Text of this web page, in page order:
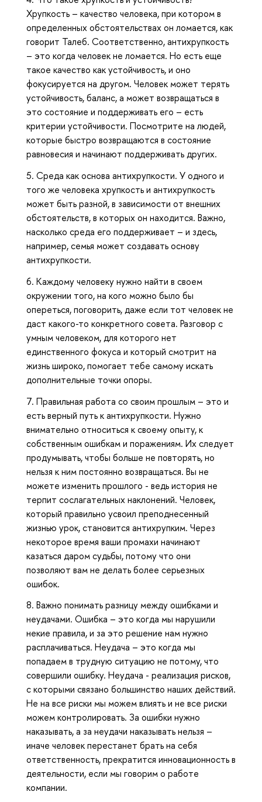
Хрупкость – качество человека, при котором в
определенных обстоятельствах он ломается, как
говорит Талеб. Соответственно, антихрупкость
– это когда человек не ломается. Но есть еще
такое качество как устойчивость, и оно
фокусируется на другом. Человек может терять
устойчивость, баланс, а может возвращаться в
это состояние и поддерживать его – есть
критерии устойчивости. Посмотрите на людей,
которые быстро возвращаются в состояние
равновесия и начинают поддерживать других.
5. Среда как основа антихрупкости. У одного и
того же человека хрупкость и антихрупкость
может быть разной, в зависимости от внешних
обстоятельств, в которых он находится. Важно,
насколько среда его поддерживает – и здесь,
например, семья может создавать основу
антихрупкости.
6. Каждому человеку нужно найти в своем
окружении того, на кого можно было бы
опереться, поговорить, даже если тот человек не
даст какого-то конкретного совета. Разговор с
умным человеком, для которого нет
единственного фокуса и который смотрит на
жизнь широко, помогает тебе самому искать
дополнительные точки опоры.
7. Правильная работа со своим прошлым – это и
есть верный путь к антихрупкости. Нужно
внимательно относиться к своему опыту, к
собственным ошибкам и поражениям. Их следует
продумывать, чтобы больше не повторять, но
нельзя к ним постоянно возвращаться. Вы не
можете изменить прошлого - ведь история не
терпит сослагательных наклонений. Человек,
который правильно усвоил преподнесенный
жизнью урок, становится антихрупким. Через
некоторое время ваши промахи начинают
казаться даром судьбы, потому что они
позволяют вам не делать более серьезных
ошибок.
8. Важно понимать разницу между ошибками и
неудачами. Ошибка – это когда мы нарушили
некие правила, и за это решение нам нужно
расплачиваться. Неудача – это когда мы
попадаем в трудную ситуацию не потому, что
совершили ошибку. Неудача - реализация рисков,
с которыми связано большинство наших действий.
Не на все риски мы можем влиять и не все риски
можем контролировать. За ошибки нужно
наказывать, а за неудачи наказывать нельзя –
иначе человек перестанет брать на себя
ответственность, прекратится инновационность в
деятельности, если мы говорим о работе
компании.